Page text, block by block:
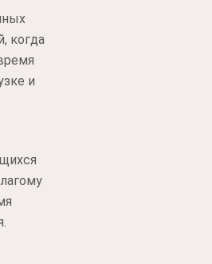
когда
и